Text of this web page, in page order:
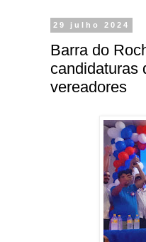
29 julho 2024
Barra do
candidaturas
vereadores